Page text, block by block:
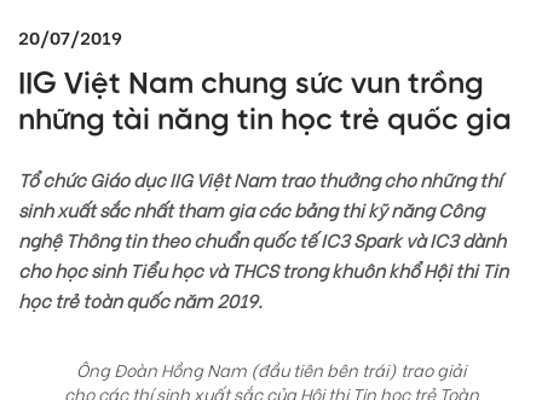
20/07/2019
IIG Việt Nam chung sức vun trồng
những tài năng tin học trẻ quốc gia
Tổ chức Giáo dục IIG Việt Nam trao thưởng cho những thí
sinh xuất sắc nhất tham gia các bảng thi kỹ năng Công
nghệ Thông tin theo chuẩn quốc tế IC3 Spark và IC3 dành
cho học sinh Tiểu học và THCS trong khuôn khổ Hội thi Tin
học trẻ toàn quốc năm 2019.
Ông Đoàn Hồng Nam (đầu tiên bên trái) trao giải
cho các thí sinh xuất sắc của Hội thi Tin học trẻ Toàn